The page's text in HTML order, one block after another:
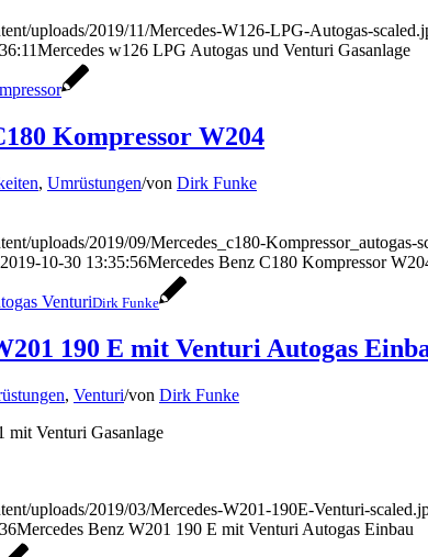
uploads/2019/11/Mercedes-W126-LPG-Autogas-
Mercedes w126 LPG Autogas und Venturi Gasanlage
Kompressor W204
, Umrüstungen/von Dirk Funke
uploads/2019/09/Mercedes_c180-Kompressor_autogas-
2019-10-30 13:35:56Mercedes Benz C180 Kompressor
Dirk Funke
190 E mit Venturi Autogas
, Venturi/von Dirk Funke
mit Venturi Gasanlage
uploads/2019/03/Mercedes-W201-190E-Venturi-
Mercedes Benz W201 190 E mit Venturi Autogas Einbau